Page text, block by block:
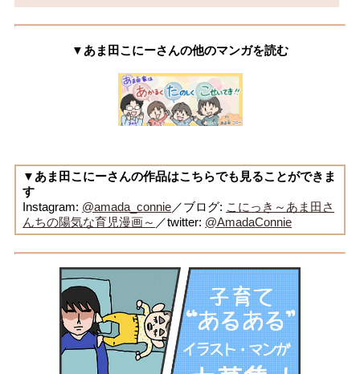
▼あま田こにーさんの他のマンガを読む
▼あま田こにーさんの作品はこちらでも見ることができま
す
Instagram: @amada_connie／ブログ: こにっき～あま田さ
んちの陽気な育児漫画～ ／twitter: @AmadaConnie